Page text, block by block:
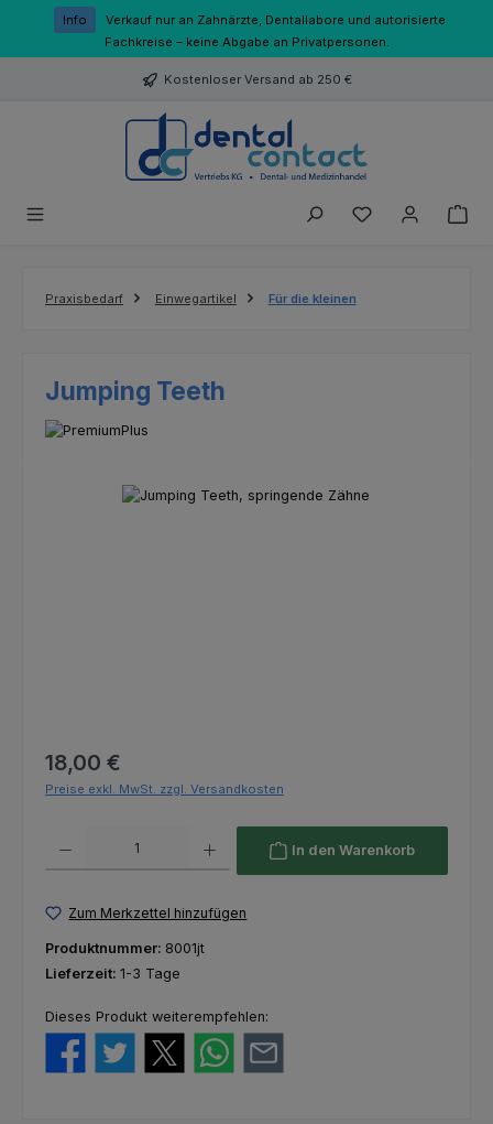
Zum Hauptinhalt springen
Info
Verkauf nur an Zahnärzte, Dentallabore und autorisierte
Fachkreise – keine Abgabe an Privatpersonen.
Kostenloser Versand ab 250 €
Du hast 0
Praxisbedarf Einwegartikel Für die kleinen
Jumping Teeth
Bildergalerie überspringen
Regulärer Preis:
18,00 €
Preise exkl. MwSt. zzgl. Versandkosten
In den Warenkorb
Zum Merkzettel hinzufügen
Produktnummer: 8001jt
Lieferzeit: 1-3 Tage
Dieses Produkt weiterempfehlen: